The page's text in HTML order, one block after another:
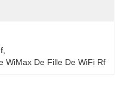
WiMax De Fille De WiFi Rf